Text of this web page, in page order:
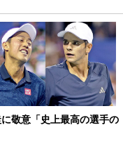
敬意「史上最高の選手の